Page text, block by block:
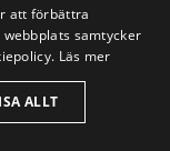
att förbättra
samtycker
Läs mer
ALLT